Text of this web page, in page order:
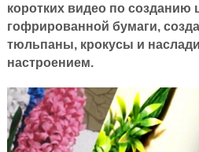
коротких видео по созданию
гофрированной бумаги,
тюльпаны, крокусы и
настроением.